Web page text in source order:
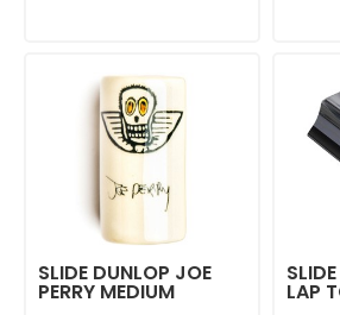
SLIDE DUNLOP JOE
PERRY MEDIUM LAP